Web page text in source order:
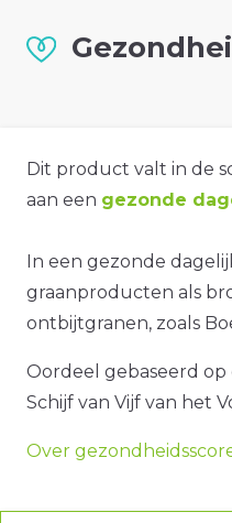
Dit product valt in de
aan een gezonde
In een gezonde
graanproducten als
ontbijtgranen, zoals
Oordeel gebaseerd
Schijf van Vijf van het
Over